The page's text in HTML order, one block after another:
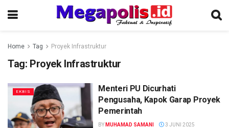
Home Tag Proyek Infrastruktur
Tag: Proyek Infrastruktur
EKBIS
Menteri PU Dicurhati
Pengusaha, Kapok Garap Proyek
Pemerintah
BY MUHAMAD SAMANI 3 JUNI 2025